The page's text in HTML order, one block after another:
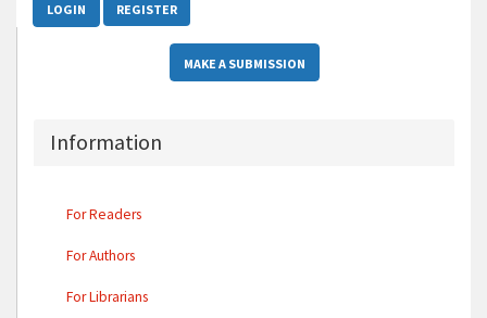
LOGIN REGISTER
MAKE A SUBMISSION
Information
For Readers
For Authors
For Librarians